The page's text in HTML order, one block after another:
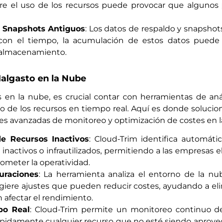
el uso de los recursos puede provocar que
Antiguos: Los datos de respaldo y
el tiempo, la acumulación de estos datos
en la Nube
en la nube, es crucial contar con herramientas de
de los recursos en tiempo real. Aquí es donde
avanzadas de monitoreo y optimización de costes en
Recursos Inactivos: Cloud-Trim identifica
o infrautilizados, permitiendo a las empresas
la operatividad.
: La herramienta analiza el entorno de la
ajustes que pueden reducir costes, ayudando a
afectar el rendimiento.
Real: Cloud-Trim permite un monitoreo continuo